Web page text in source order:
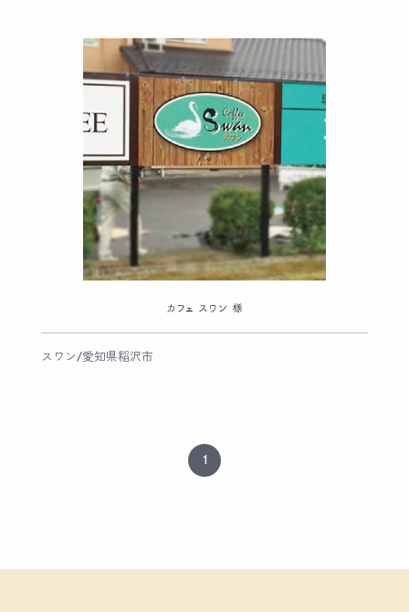
スワン/愛知県稲沢市
1